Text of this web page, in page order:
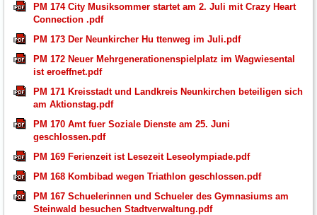
PM 174 City Musiksommer startet am 2. Juli mit Crazy Heart
Connection .pdf
PM 173 Der Neunkircher Hu ttenweg im Juli.pdf
PM 172 Neuer Mehrgenerationenspielplatz im Wagwiesental
ist eroeffnet.pdf
PM 171 Kreisstadt und Landkreis Neunkirchen beteiligen sich
am Aktionstag.pdf
PM 170 Amt fuer Soziale Dienste am 25. Juni
geschlossen.pdf
PM 169 Ferienzeit ist Lesezeit Leseolympiade.pdf
PM 168 Kombibad wegen Triathlon geschlossen.pdf
PM 167 Schuelerinnen und Schueler des Gymnasiums am
Steinwald besuchen Stadtverwaltung.pdf